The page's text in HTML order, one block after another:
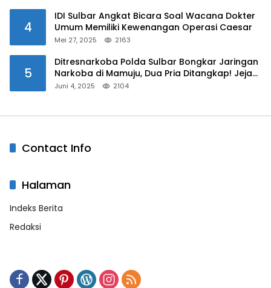
4
IDI Sulbar Angkat Bicara Soal Wacana Dokter
Umum Memiliki Kewenangan Operasi Caesar
Mei 27, 2025 2163
5
Ditresnarkoba Polda Sulbar Bongkar Jaringan
Narkoba di Mamuju, Dua Pria Ditangkap! Jejak
Juni 4, 2025 2104
Contact Info
Halaman
Indeks Berita
Redaksi